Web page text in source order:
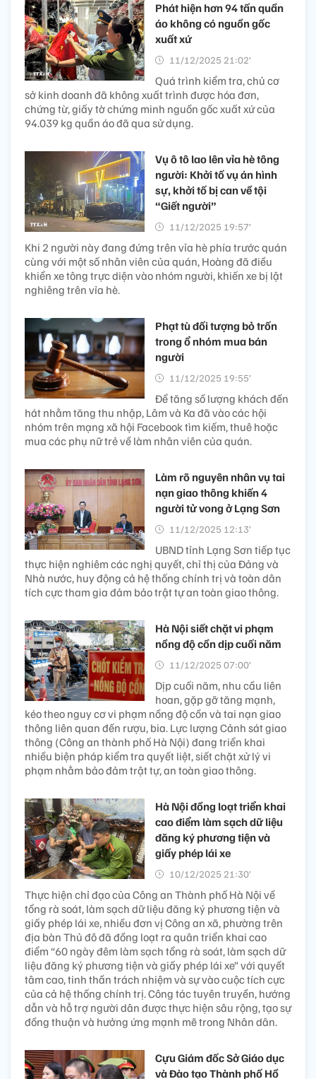
Phát hiện hơn 94 tấn quần
áo không có nguồn gốc
xuất xứ
11/12/2025 21:02’
Quá trình kiểm tra, chủ cơ
sở kinh doanh đã không xuất trình được hóa đơn,
chứng từ, giấy tờ chứng minh nguồn gốc xuất xứ của
94.039 kg quần áo đã qua sử dụng.
Vụ ô tô lao lên vỉa hè tông
người: Khởi tố vụ án hình
sự, khởi tố bị can về tội
“Giết người”
11/12/2025 19:57’
Khi 2 người này đang đứng trên vỉa hè phía trước quán
cùng với một số nhân viên của quán, Hoàng đã điều
khiển xe tông trực diện vào nhóm người, khiến xe bị lật
nghiêng trên vỉa hè.
Phạt tù đối tượng bỏ trốn
trong ổ nhóm mua bán
người
11/12/2025 19:55’
Để tăng số lượng khách đến
hát nhằm tăng thu nhập, Lâm và Ka đã vào các hội
nhóm trên mạng xã hội Facebook tìm kiếm, thuê hoặc
mua các phụ nữ trẻ về làm nhân viên của quán.
Làm rõ nguyên nhân vụ tai
nạn giao thông khiến 4
người tử vong ở Lạng Sơn
11/12/2025 12:13’
UBND tỉnh Lạng Sơn tiếp tục
thực hiện nghiêm các nghị quyết, chỉ thị của Đảng và
Nhà nước, huy động cả hệ thống chính trị và toàn dân
tích cực tham gia đảm bảo trật tự an toàn giao thông.
Hà Nội siết chặt vi phạm
nồng độ cồn dịp cuối năm
11/12/2025 07:00’
Dịp cuối năm, nhu cầu liên
hoan, gặp gỡ tăng mạnh,
kéo theo nguy cơ vi phạm nồng độ cồn và tai nạn giao
thông liên quan đến rượu, bia. Lực lượng Cảnh sát giao
thông (Công an thành phố Hà Nội) đang triển khai
nhiều biện pháp kiểm tra quyết liệt, siết chặt xử lý vi
phạm nhằm bảo đảm trật tự, an toàn giao thông.
Hà Nội đồng loạt triển khai
cao điểm làm sạch dữ liệu
đăng ký phương tiện và
giấy phép lái xe
10/12/2025 21:30’
Thực hiện chỉ đạo của Công an Thành phố Hà Nội về
tổng rà soát, làm sạch dữ liệu đăng ký phương tiện và
giấy phép lái xe, nhiều đơn vị Công an xã, phường trên
địa bàn Thủ đô đã đồng loạt ra quân triển khai cao
điểm “60 ngày đêm làm sạch tổng rà soát, làm sạch dữ
liệu đăng ký phương tiện và giấy phép lái xe” với quyết
tâm cao, tinh thần trách nhiệm và sự vào cuộc tích cực
của cả hệ thống chính trị. Công tác tuyên truyền, hướng
dẫn và hỗ trợ người dân được thực hiện sâu rộng, tạo sự
đồng thuận và hưởng ứng mạnh mẽ trong Nhân dân.
Cựu Giám đốc Sở Giáo dục
và Đào tạo Thành phố Hồ